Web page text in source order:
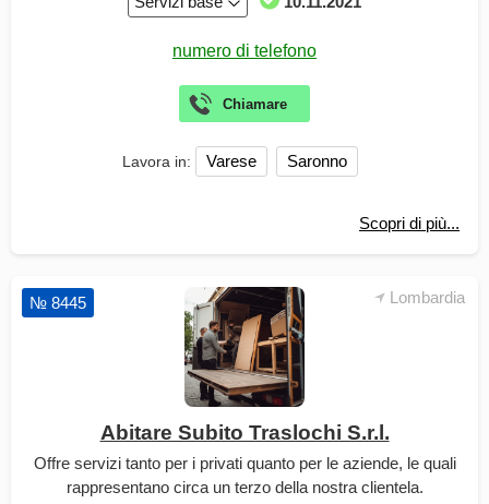
Lavora in: Varese Saronno
Scopri di più...
Lombardia
№ 8445
Abitare Subito Traslochi S.r.l.
Offre servizi tanto per i privati quanto per le aziende, le quali
rappresentano circa un terzo della nostra clientela.